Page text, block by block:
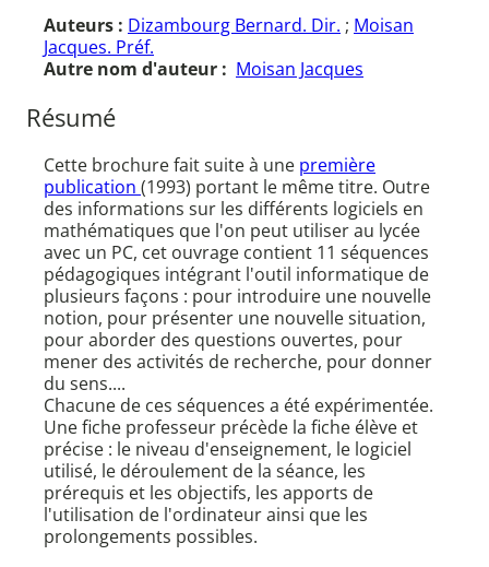
Auteurs : Dizambourg Bernard. Dir. ; Moisan
Jacques. Préf.
Autre nom d'auteur : Moisan Jacques
Résumé
Cette brochure fait suite à une première
publication (1993) portant le même titre. Outre
des informations sur les différents logiciels en
mathématiques que l'on peut utiliser au lycée
avec un PC, cet ouvrage contient 11 séquences
pédagogiques intégrant l'outil informatique de
plusieurs façons : pour introduire une nouvelle
notion, pour présenter une nouvelle situation,
pour aborder des questions ouvertes, pour
mener des activités de recherche, pour donner
du sens....
Chacune de ces séquences a été expérimentée.
Une fiche professeur précède la fiche élève et
précise : le niveau d'enseignement, le logiciel
utilisé, le déroulement de la séance, les
prérequis et les objectifs, les apports de
l'utilisation de l'ordinateur ainsi que les
prolongements possibles.